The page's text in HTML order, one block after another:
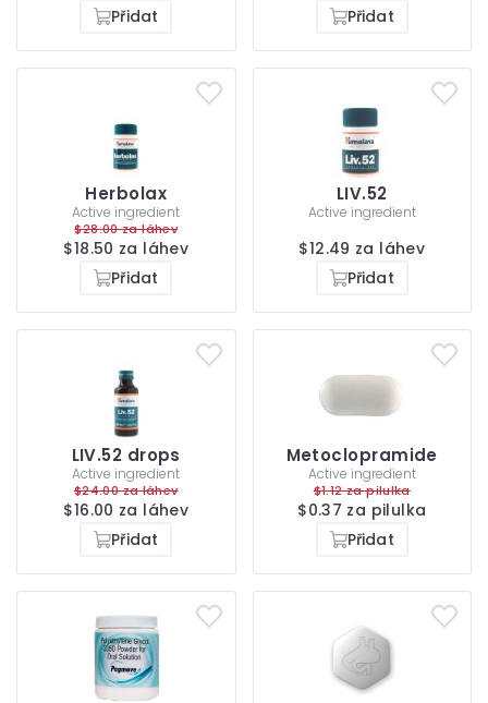
Přidat
Přidat
Herbolax
Active ingredient
$28.00 za láhev
$18.50 za láhev
Přidat
LIV.52
Active ingredient
$12.49 za láhev
Přidat
LIV.52 drops
Active ingredient
$24.00 za láhev
$16.00 za láhev
Přidat
Metoclopramide
Active ingredient
$1.12 za pilulka
$0.37 za pilulka
Přidat